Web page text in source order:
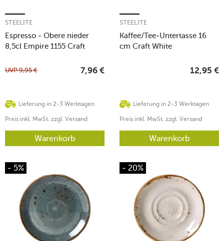
Espresso - Obere nieder
8,5cl Empire 1155 Craft
STEELITE
Lieferung in 2-3 Werktagen
UVP9,95 € 7,96 €
Preis inkl. MwSt. zzgl. Versand
Warenkorb
Kaffee/Tee-Untertasse 16
cm Craft White
STEELITE
Lieferung in 2-3 Werktagen
12,95 €
Preis inkl. MwSt. zzgl. Versand
Warenkorb
- 5% - 20%